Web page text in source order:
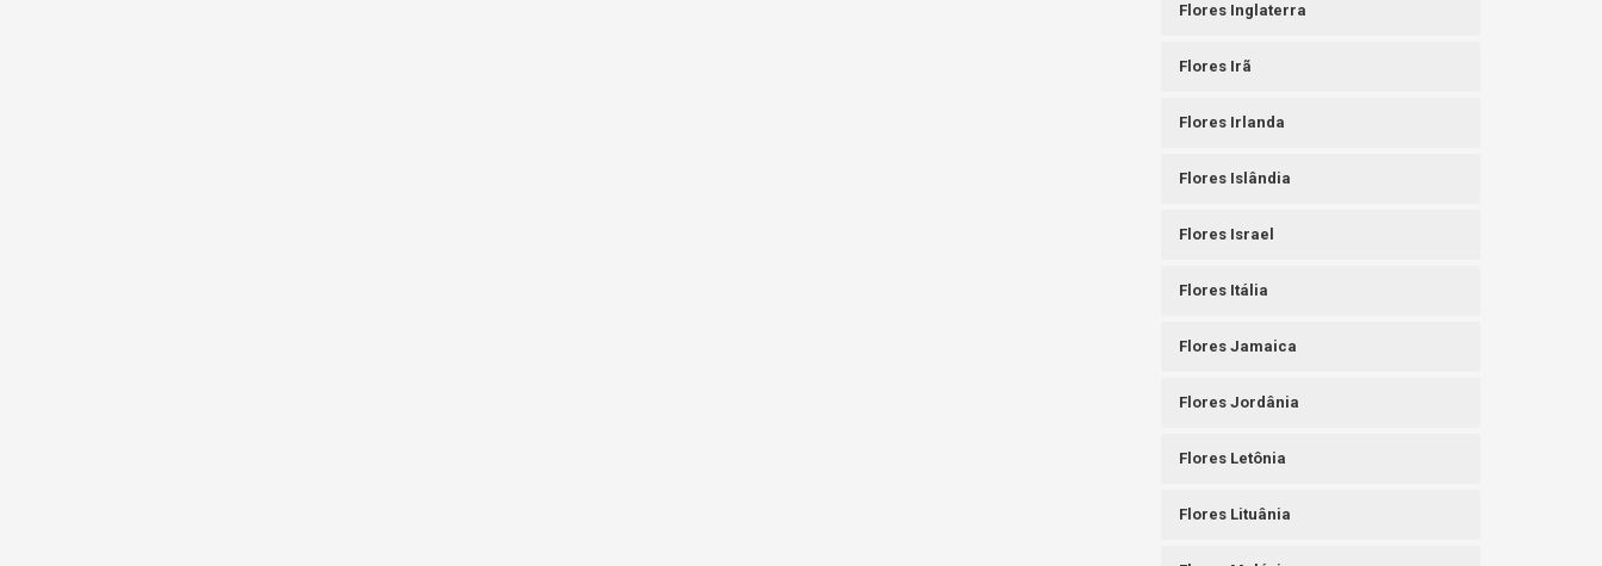
Flores Inglaterra
Flores Irã
Flores Irlanda
Flores Islândia
Flores Israel
Flores Itália
Flores Jamaica
Flores Jordânia
Flores Letônia
Flores Lituânia